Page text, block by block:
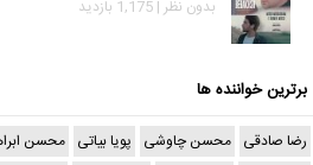
بدون نظر | 1,175 بازدید
برترین خواننده ها
رضا صادقی محسن چاوشی پویا بیاتی محسن